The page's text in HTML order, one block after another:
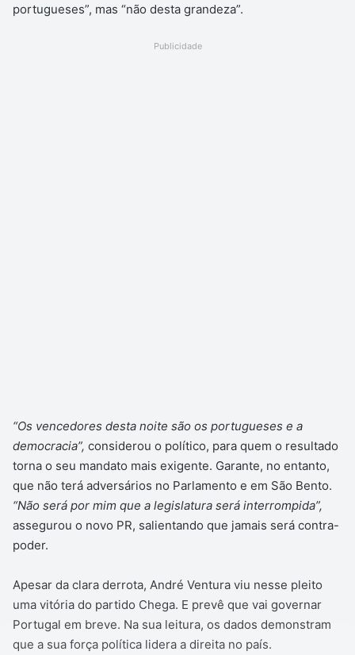
portugueses”, mas “não desta grandeza”.
Publicidade
“Os vencedores desta noite são os portugueses e a
democracia”, considerou o político, para quem o resultado
torna o seu mandato mais exigente. Garante, no entanto,
que não terá adversários no Parlamento e em São Bento.
“Não será por mim que a legislatura será interrompida”,
assegurou o novo PR, salientando que jamais será contra-
poder.
Apesar da clara derrota, André Ventura viu nesse pleito
uma vitória do partido Chega. E prevê que vai governar
Portugal em breve. Na sua leitura, os dados demonstram
que a sua força política lidera a direita no país.